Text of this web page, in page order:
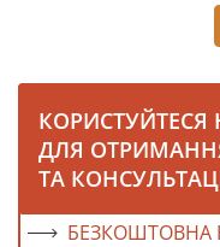
ДЛЯ
ТА
БЕЗКОШТОВНА